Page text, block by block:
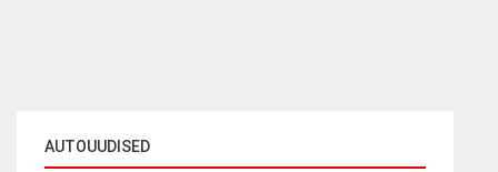
AUTOUUDISED